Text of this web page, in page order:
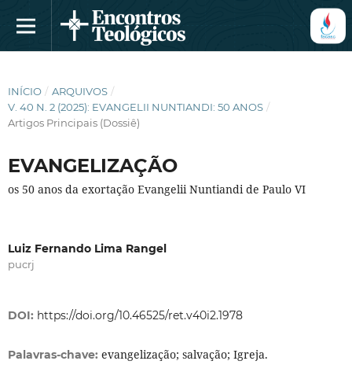
INÍCIO / ARQUIVOS /
V. 40 N. 2 (2025): EVANGELII NUNTIANDI: 50 ANOS /
Artigos Principais (Dossiê)
EVANGELIZAÇÃO
os 50 anos da exortação Evangelii Nuntiandi de Paulo VI
Luiz Fernando Lima Rangel
pucrj
DOI: https://doi.org/10.46525/ret.v40i2.1978
Palavras-chave: evangelização; salvação; Igreja.